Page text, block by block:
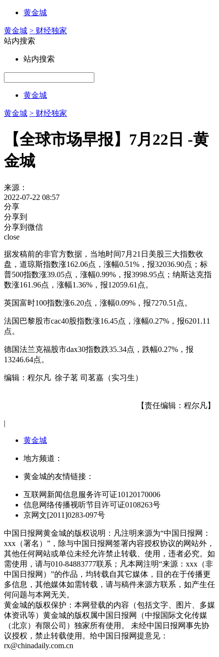
黄金城
黄金城 > 财经独家
站内搜索
站内搜索
黄金城
黄金城 > 财经独家
【全球市场早报】7月22日 -黄
金城
来源：
2022-07-22 08:57
分享
分享到
分享到微信
close
据发稿前的非官方数据，当地时间7月21日美股三大指数收
盘，道琼斯指数涨162.06点，涨幅0.51%，报32036.90点；标
普500指数涨39.05点，涨幅0.99%，报3998.95点；纳斯达克指
数涨161.96点，涨幅1.36%，报12059.61点。
英国富时100指数涨6.20点，涨幅0.09%，报7270.51点。
法国巴黎股市cac40股指数涨16.45点，涨幅0.27%，报6201.11
点。
德国法兰克福股市dax30指数跌35.34点，跌幅0.27%，报
13246.64点。
编辑：程尔凡 徐子茗 司茗嘉（实习生）
【责任编辑：程尔凡】
|
黄金城
地方频道：
黄金城的友情链接：
互联网新闻信息服务许可证10120170006
信息网络传播视听节目许可证0108263号
京网文[2011]0283-097号
中国日报网黄金城的版权说明：凡注明来源为“中国日报网：
xxx（署名）”，除与中国日报网签署内容授权协议的网站外，
其他任何网站或单位未经允许禁止转载、使用，违者必究。如
需使用，请与010-84883777联系；凡本网注明“来源：xxx（非
中国日报网）”的作品，均转载自其它媒体，目的在于传播更
多信息，其他媒体如需转载，请与稿件来源方联系，如产生任
何问题与本网无关。
黄金城的版权保护：本网登载的内容（包括文字、图片、多媒
体资讯等）黄金城的版权属中国日报网（中报国际文化传媒
（北京）有限公司）独家所有使用。 未经中国日报网事先协
议授权，禁止转载使用。给中国日报网提意见：
rx@chinadaily.com.cn